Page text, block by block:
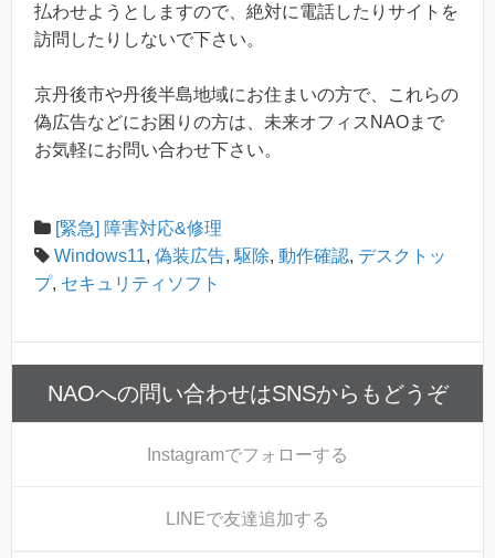
払わせようとしますので、絶対に電話したりサイトを
訪問したりしないで下さい。
京丹後市や丹後半島地域にお住まいの方で、これらの
偽広告などにお困りの方は、未来オフィスNAOまで
お気軽にお問い合わせ下さい。
[緊急] 障害対応&修理
Windows11, 偽装広告, 駆除, 動作確認, デスクトッ
プ, セキュリティソフト
NAOへの問い合わせはSNSからもどうぞ
Instagramでフォローする
LINEで友達追加する